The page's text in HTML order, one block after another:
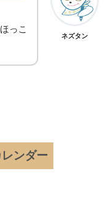
っこ
ネズタン
ンダー